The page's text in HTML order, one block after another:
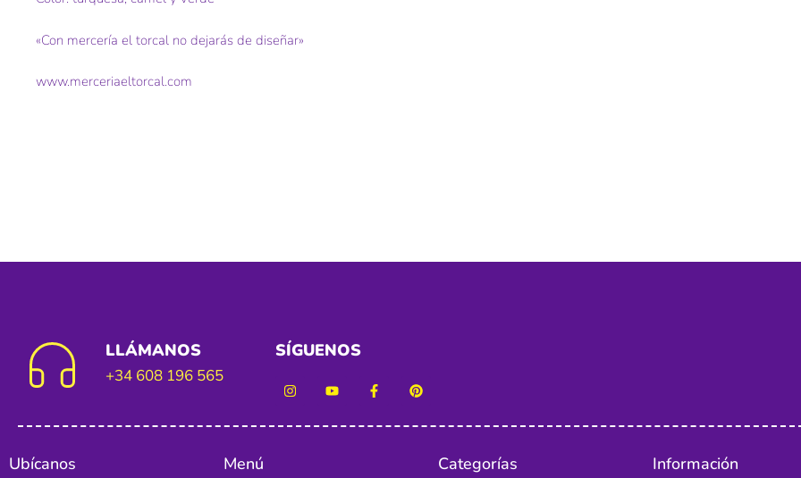
«Con mercería el torcal no dejarás de diseñar»
www.merceriaeltorcal.com
LLÁMANOS
+34 608 196 565
SÍGUENOS
Ubícanos Menú Categorías Información